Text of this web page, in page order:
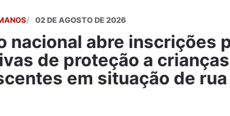
02 DE AGOSTO DE 2026
nacional abre inscrições
de proteção a
em situação de rua